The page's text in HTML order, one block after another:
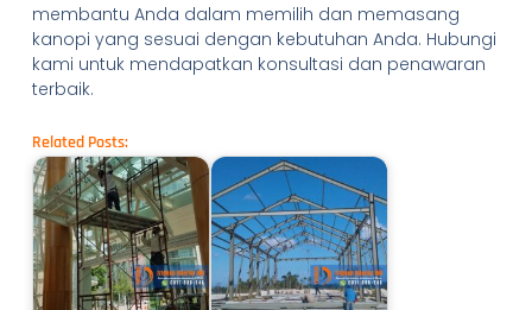
membantu Anda dalam memilih dan memasang
kanopi yang sesuai dengan kebutuhan Anda. Hubungi
kami untuk mendapatkan konsultasi dan penawaran
terbaik.
Related Posts: